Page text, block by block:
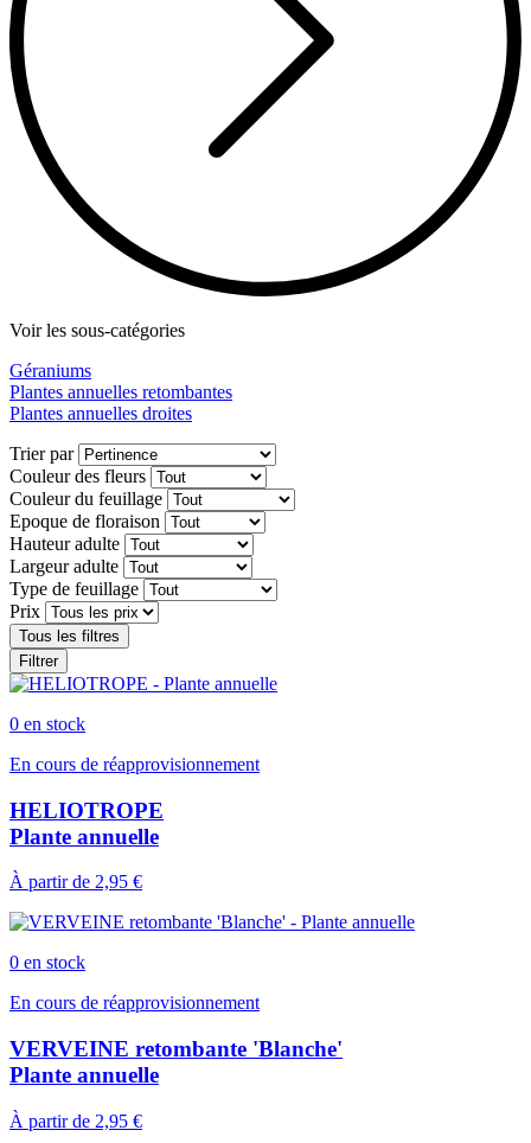
Voir les sous-catégories
Géraniums
Plantes annuelles retombantes
Plantes annuelles droites
Trier par
Couleur des fleurs
Couleur du feuillage
Epoque de floraison
Hauteur adulte
Largeur adulte
Type de feuillage
Prix
Tous les filtres
Filtrer
0 en stock
En cours de réapprovisionnement
HELIOTROPE
Plante annuelle
À partir de 2,95 €
0 en stock
En cours de réapprovisionnement
VERVEINE retombante 'Blanche'
Plante annuelle
À partir de 2,95 €